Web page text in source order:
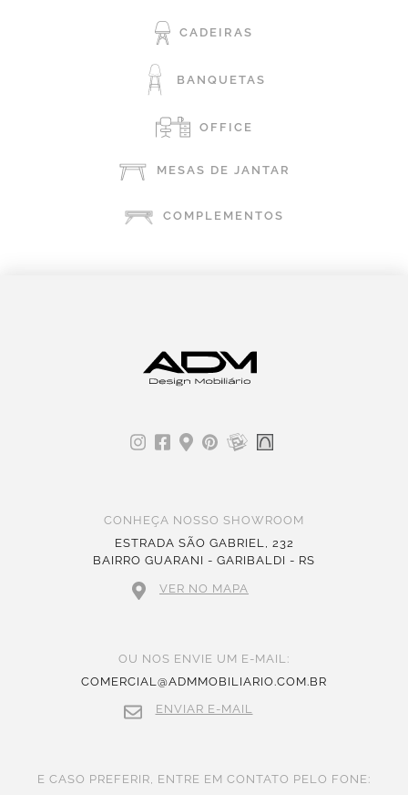
CADEIRAS
BANQUETAS
OFFICE
MESAS DE JANTAR
COMPLEMENTOS
CONHEÇA NOSSO SHOWROOM
ESTRADA SÃO GABRIEL, 232
BAIRRO GUARANI - GARIBALDI - RS
VER NO MAPA
OU NOS ENVIE UM E-MAIL:
COMERCIAL@ADMMOBILIARIO.COM.BR
ENVIAR E-MAIL
E CASO PREFERIR, ENTRE EM CONTATO PELO FONE: